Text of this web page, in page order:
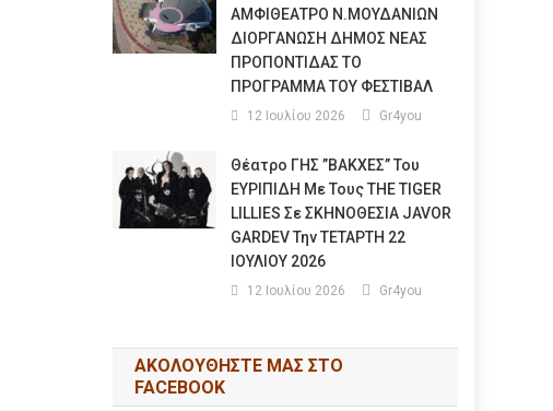
ΑΜΦΙΘΕΑΤΡΟ Ν.ΜΟΥΔΑΝΙΩΝ
ΔΙΟΡΓΑΝΩΣΗ ΔΗΜΟΣ ΝΕΑΣ
ΠΡΟΠΟΝΤΙΔΑΣ ΤΟ
ΠΡΟΓΡΑΜΜΑ ΤΟΥ ΦΕΣΤΙΒΑΛ
12 Ιουλίου 2026 Gr4you
Θέατρο ΓΗΣ ”ΒΑΚΧΕΣ” Του
ΕΥΡΙΠΙΔΗ Με Τους THE TIGER
LILLIES Σε ΣΚΗΝΟΘΕΣΙΑ JAVOR
GARDEV Την ΤΕΤΑΡΤΗ 22
ΙΟΥΛΙΟΥ 2026
12 Ιουλίου 2026 Gr4you
ΑΚΟΛΟΥΘΉΣΤΕ ΜΑΣ ΣΤΟ
FACEBOOK